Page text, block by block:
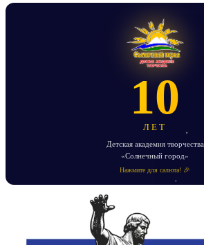
10
ЛЕТ
Детская академия творчества
«Солнечный город»
Нажмите для салюта! 🎉